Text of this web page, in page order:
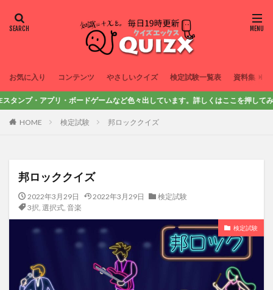
お気に入り コンテンツ やさしいクイズ 検定試験一覧表 資料集
ボードゲームなど色々出しています。詳しくはここを押してみてね！
HOME 検定試験 邦ロッククイズ
邦ロッククイズ
2022年3月29日 2022年3月29日
検定試験
3択, 選択式, 音楽
検定試験